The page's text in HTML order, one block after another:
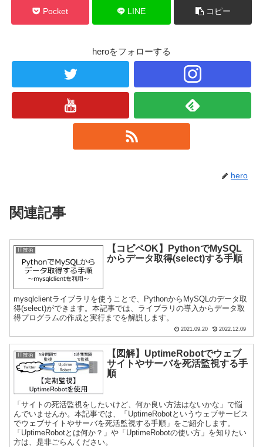
Pocket LINE コピー
heroをフォローする
hero
関連記事
IT技術
【コピペOK】PythonでMySQL
からデータ取得(select)する手順
mysqlclientライブラリを使うことで、PythonからMySQLのデータ取
得(select)ができます。本記事では、ライブラリの導入からデータ取
得プログラムの作成と実行までを解説します。
2021.09.20 2022.12.09
IT技術
【図解】UptimeRobotでウェブ
サイトやサーバを死活監視する手
順
「サイトの死活監視をしたいけど、何か良い方法はないかな」で悩
んでいませんか。本記事では、「UptimeRobotというウェブサービス
でウェブサイトやサーバを死活監視する手順」をご紹介します。
「UptimeRobotとは何か？」や「UptimeRobotの使い方」を知りたい
方は、是非ごらんください。